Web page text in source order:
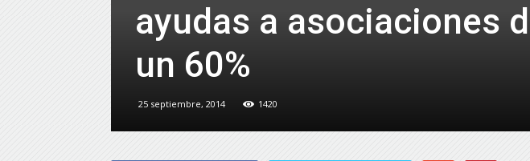
ayudas a asociaciones
un 60%
25 septiembre, 2014 1420